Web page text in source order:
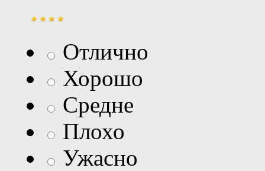
Отлично
Хорошо
Средне
Плохо
Ужасно